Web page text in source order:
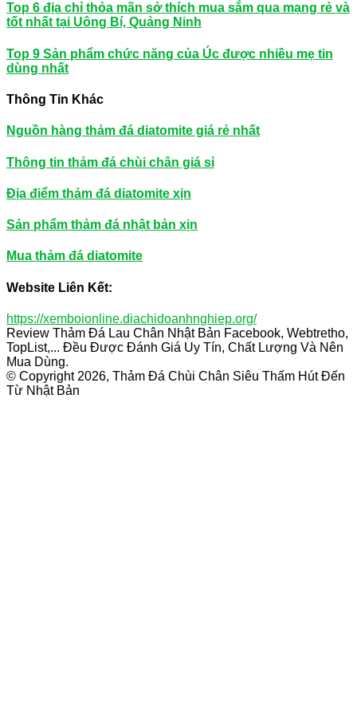
Top 6 địa chỉ thỏa mãn sở thích mua sắm qua mạng rẻ và
tốt nhất tại Uông Bí, Quảng Ninh
Top 9 Sản phẩm chức năng của Úc được nhiều mẹ tin
dùng nhất
Thông Tin Khác
Nguồn hàng thảm đá diatomite giá rẻ nhất
Thông tin thảm đá chùi chân giá sỉ
Địa điểm thảm đá diatomite xịn
Sản phẩm thảm đá nhật bản xịn
Mua thảm đá diatomite
Website Liên Kết:
https://xemboionline.diachidoanhnghiep.org/
Review Thảm Đá Lau Chân Nhật Bản Facebook, Webtretho,
TopList,... Đều Được Đánh Giá Uy Tín, Chất Lượng Và Nên
Mua Dùng.
© Copyright 2026, Thảm Đá Chùi Chân Siêu Thấm Hút Đến
Từ Nhật Bản